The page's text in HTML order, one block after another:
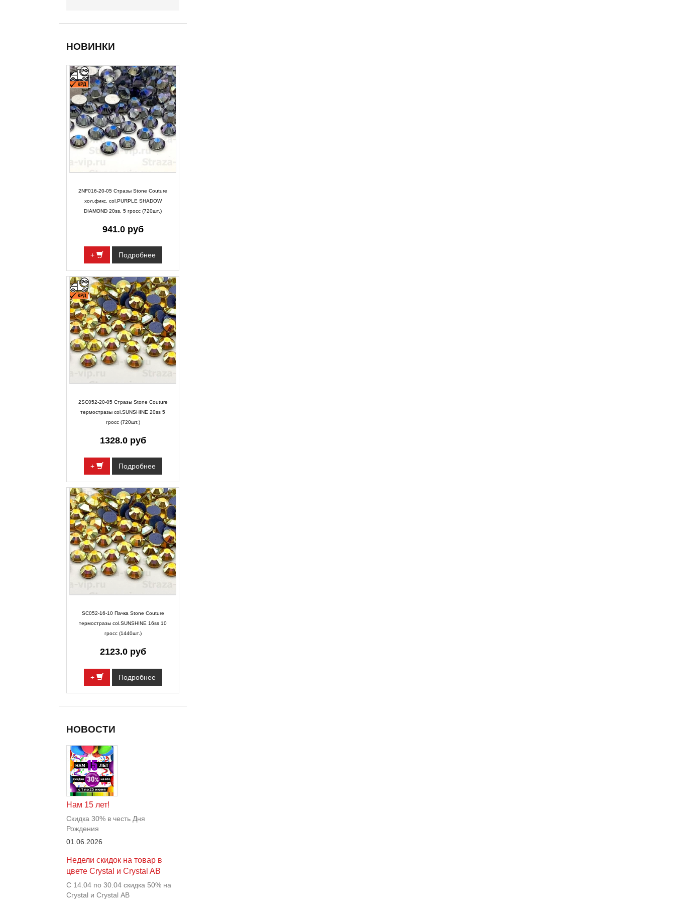
НОВИНКИ
2NF016-20-05 Стразы Stone Couture
хол.фикс. col.PURPLE SHADOW
DIAMOND 20ss, 5 гросс (720шт.)
941.0 руб
+ Подробнее
2SC052-20-05 Стразы Stone Couture
термостразы col.SUNSHINE 20ss 5
гросс (720шт.)
1328.0 руб
+ Подробнее
SC052-16-10 Пачка Stone Couture
термостразы col.SUNSHINE 16ss 10
гросс (1440шт.)
2123.0 руб
+ Подробнее
НОВОСТИ
Нам 15 лет!
Скидка 30% в честь Дня
Рождения
01.06.2026
Недели скидок на товар в
цвете Crystal и Crystal AB
С 14.04 по 30.04 скидка 50% на
Crystal и Crystal АВ